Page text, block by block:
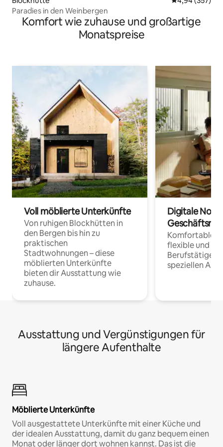
Paradies in den Weinbergen
Komfort wie zuhause und großartige
Monatspreise
Voll möblierte Unterkünfte
Von ruhigen Blockhütten in
den Bergen bis hin zu
praktischen
Stadtwohnungen – diese
möblierten Unterkünfte
bieten dir Ausstattung wie
zuhause.
Digitale
Komfortable
flexible und
Berufstätige
speziellen
Ausstattung und Vergünstigungen für
längere Aufenthalte
Möblierte Unterkünfte
Voll ausgestattete Unterkünfte mit einer Küche und
der idealen Ausstattung, damit du ganz bequem einen
Monat oder länger dort wohnen kannst. Das ist die